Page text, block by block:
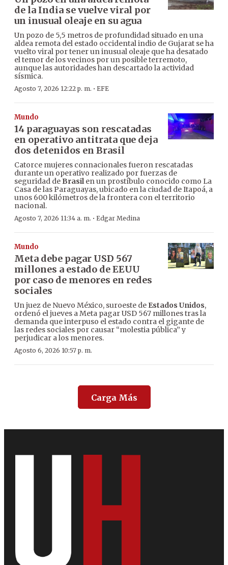
de la India se vuelve viral por
un inusual oleaje en su agua
Un pozo de 5,5 metros de profundidad situado en una
aldea remota del estado occidental indio de Gujarat se ha
vuelto viral por tener un inusual oleaje que ha desatado
el temor de los vecinos por un posible terremoto,
aunque las autoridades han descartado la actividad
sísmica.
Agosto 7, 2026 12:22 p. m. · EFE
Mundo
14 paraguayas son rescatadas
en operativo antitrata que deja
dos detenidos en Brasil
Catorce mujeres connacionales fueron rescatadas
durante un operativo realizado por fuerzas de
seguridad de Brasilen un prostíbulo conocido como La
Casa de las Paraguayas, ubicado en la ciudad de Itapoá, a
unos 600 kilómetros de la frontera con el territorio
nacional.
Agosto 7, 2026 11:34 a. m. · Edgar Medina
Mundo
Meta debe pagar USD 567
millones a estado de EEUU
por caso de menores en redes
sociales
Un juez de Nuevo México, suroeste de Estados Unidos,
ordenó el jueves a Meta pagar USD 567 millones tras la
demanda que interpuso el estado contra el gigante de
las redes sociales por causar “molestia pública” y
perjudicar a los menores.
Agosto 6, 2026 10:57 p. m.
Carga Más